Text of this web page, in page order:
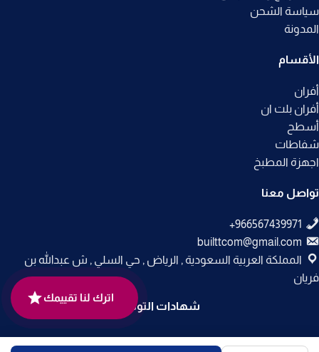
سياسة الشحن
المدونة
الأقسام
أفران
أفران بلت ان
أسطح
شفاطات
اجهزة المطبخ
تواصل معنا
builttcom@gmail.com
المملكة العربية السعودية , الرياض , حي السلي , ش عبدالله بن
فريان
شهادات التوثيق
جميع الحقوق محفوظة لـمتجر بلت إن© 2025.
اترك لنا تقييمك